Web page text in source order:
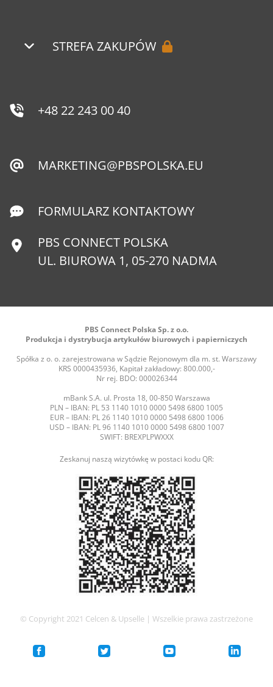
STREFA ZAKUPÓW
+48 22 243 00 40
MARKETING@PBSPOLSKA.EU
FORMULARZ KONTAKTOWY
PBS CONNECT POLSKA
UL. BIUROWA 1, 05-270 NADMA
PBS Connect Polska Sp. z o.o.
Produkcja i dystrybucja artykułów biurowych i papierniczych
Spółka z o. o. zarejestrowana w Sądzie Rejonowym dla m. st. Warszawy
KRS 0000435936, Kapitał zakładowy: 800.000,-
Nr rej. BDO: 000026344
mBank S.A. ul. Prosta 18, 00-850 Warszawa
PLN – IBAN: PL 53 1140 1010 0000 5498 6800 1005
EUR – IBAN: PL 26 1140 1010 0000 5498 6800 1006
USD – IBAN: PL 96 1140 1010 0000 5498 6800 1007
SWIFT: BREXPLPWXXX
Zeskanuj naszą wizytówkę w postaci kodu QR:
© Copyright 2021 Celcen & Upselle | Wszelkie prawa zastrzeżone